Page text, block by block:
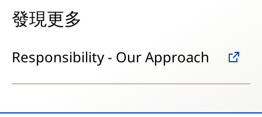
發現更多
Responsibility - Our Approach